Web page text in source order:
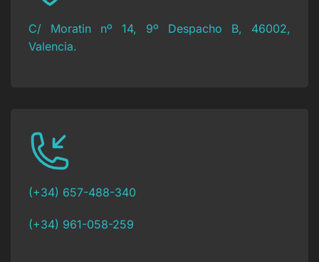
C/ Moratin nº 14, 9º Despacho B, 46002,
Valencia.
(+34) 657-488-340
(+34) 961-058-259